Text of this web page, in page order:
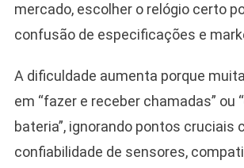
mercado, escolher o relógio certo
confusão de especificações e
A dificuldade aumenta porque
em “fazer e receber chamadas” ou
bateria”, ignorando pontos cruciais
confiabilidade de sensores,